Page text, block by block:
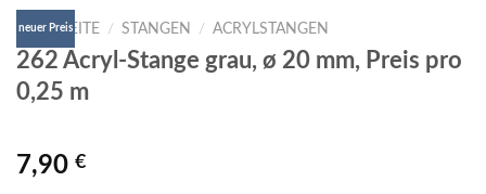
neuer Preis
STARTSEITE / STANGEN / ACRYLSTANGEN
262 Acryl-Stange grau, ø 20 mm, Preis pro
0,25 m
7,90 €